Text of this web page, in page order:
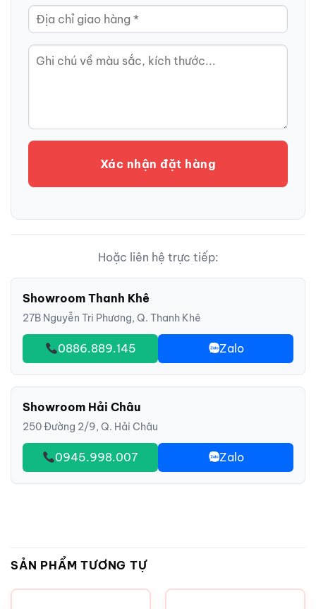
Xác nhận đặt hàng
Hoặc liên hệ trực tiếp:
Showroom Thanh Khê
27B Nguyễn Tri Phương, Q. Thanh Khê
0886.889.145 Zalo
Showroom Hải Châu
250 Đường 2/9, Q. Hải Châu
0945.998.007 Zalo
SẢN PHẨM TƯƠNG TỰ